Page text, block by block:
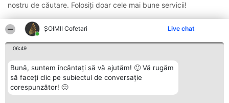
ȘOIMII Cofetari Live chat
06:49
Bună, suntem încântați să vă ajutăm! 🙂 Vă rugăm
să faceți clic pe subiectul de conversație
corespunzător! 🙂
nostru de căutare. Folosiți doar cele mai bune servicii!